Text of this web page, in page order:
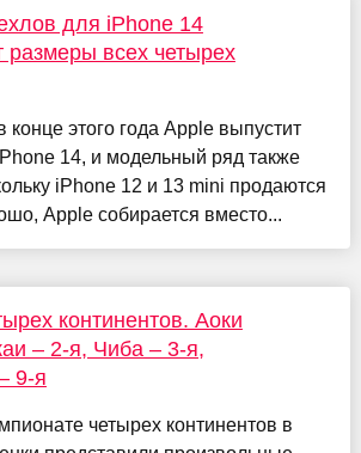
для iPhone 14
всех четырех
конце этого года Apple выпустит
14, и модельный ряд также
iPhone 12 и 13 mini продаются
Apple собирается вместо...
континентов. Аоки
– 2-я, Чиба – 3-я,
9-я
четырех континентов в